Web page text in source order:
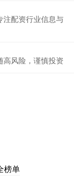
注配资行业信息与
高风险，谨慎投资
榜单